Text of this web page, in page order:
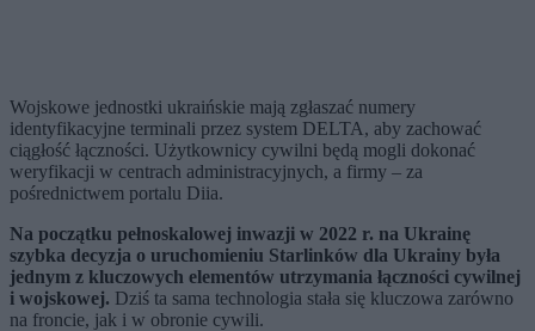
Wojskowe jednostki ukraińskie mają zgłaszać numery
identyfikacyjne terminali przez system DELTA, aby zachować
ciągłość łączności. Użytkownicy cywilni będą mogli dokonać
weryfikacji w centrach administracyjnych, a firmy – za
pośrednictwem portalu Diia.
Na początku pełnoskalowej inwazji w 2022 r. na Ukrainę
szybka decyzja o uruchomieniu Starlinków dla Ukrainy była
jednym z kluczowych elementów utrzymania łączności cywilnej
i wojskowej. Dziś ta sama technologia stała się kluczowa zarówno
na froncie, jak i w obronie cywili.